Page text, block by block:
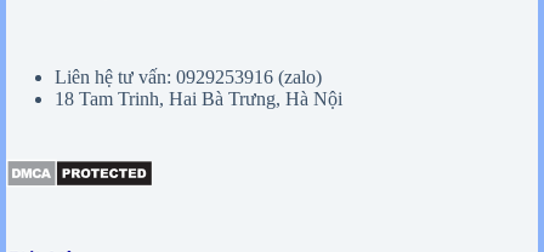
Liên hệ tư vấn: 0929253916 (zalo)
18 Tam Trinh, Hai Bà Trưng, Hà Nội